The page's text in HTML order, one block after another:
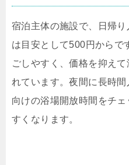
宿泊主体の施設で、日帰
は目安として500円からで
ごしやすく、価格を抑え
れています。夜間に長時
向けの浴場開放時間をチ
すくなります。